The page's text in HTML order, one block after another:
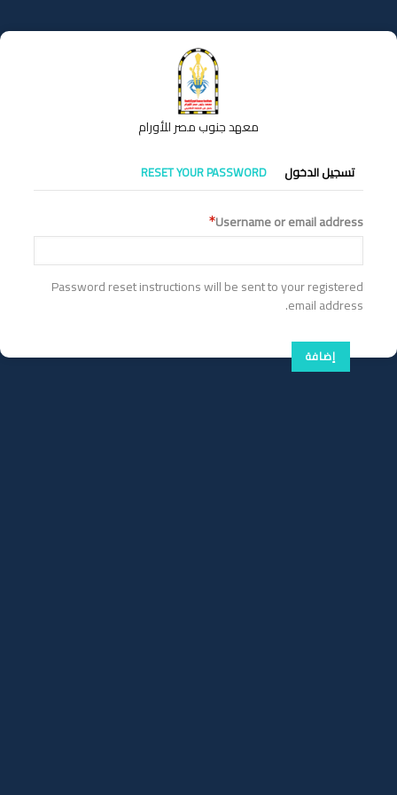
إلى
المحتوى
معهد جنوب مصر للأورام
التبويبات
الأساسية
تسجيل الدخول RESET YOUR PASSWORD
Username or email address
Password reset instructions will be sent to your registered
email address.